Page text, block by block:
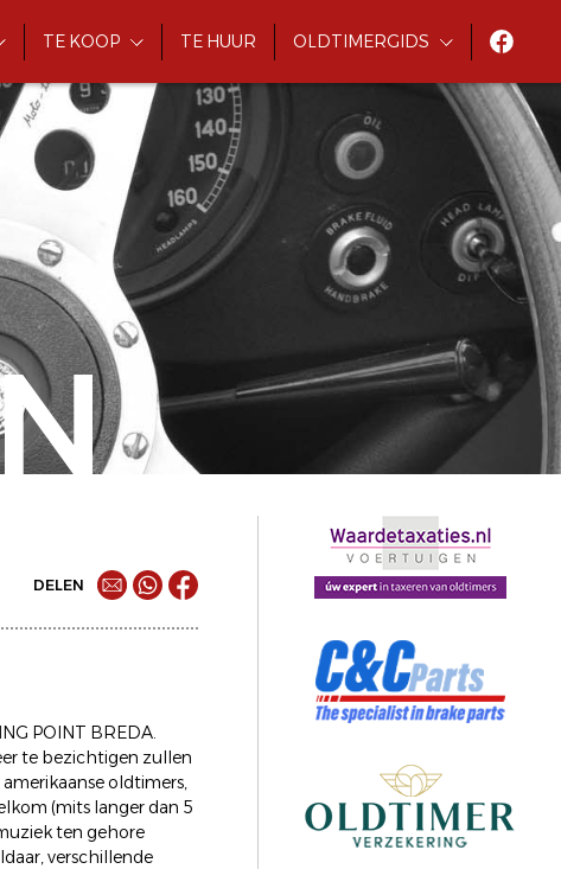
TE KOOP TE HUUR OLDTIMERGIDS
DELEN
POINT BREDA.
te bezichtigen zullen
oldtimers,
(mits langer dan 5
ten gehore
verschillende